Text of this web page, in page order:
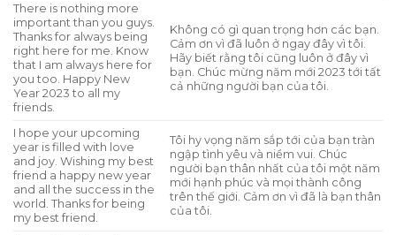
There is nothing more
important than you guys.
Thanks for always being
right here for me. Know
that I am always here for
you too. Happy New
Year 2023 to all my
friends.
Không có gì quan trọng hơn các bạn.
Cảm ơn vì đã luôn ở ngay đây vì tôi.
Hãy biết rằng tôi cũng luôn ở đây vì
bạn. Chúc mừng năm mới 2023 tới tất
cả những người bạn của tôi.
I hope your upcoming
year is filled with love
and joy. Wishing my best
friend a happy new year
and all the success in the
world. Thanks for being
my best friend.
Tôi hy vọng năm sắp tới của bạn tràn
ngập tình yêu và niềm vui. Chúc
người bạn thân nhất của tôi một năm
mới hạnh phúc và mọi thành công
trên thế giới. Cảm ơn vì đã là bạn thân
của tôi.